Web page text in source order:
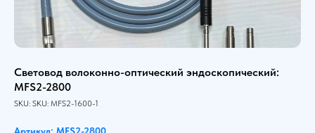
Световод волоконно-оптический эндоскопический:
MFS2-2800
SKU: SKU: MFS2-1600-1
Артикул: MFS2-2800